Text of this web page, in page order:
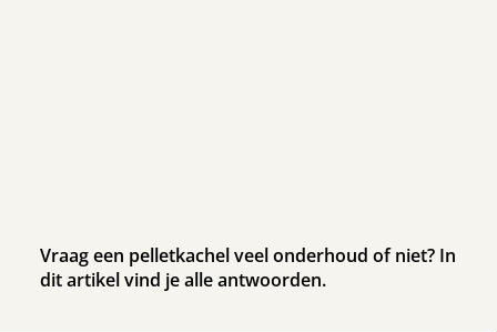
Vraag een pelletkachel veel onderhoud of niet? In
dit artikel vind je alle antwoorden.